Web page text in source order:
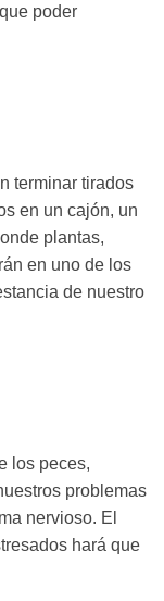
poder
terminar tirados
en un cajón, un
plantas,
en uno de los
de nuestro
los peces,
problemas
nervioso. El
hará que